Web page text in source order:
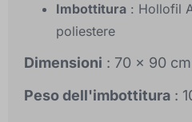
Imbottitura : Hollofil
poliestere
Dimensioni : 70 x 90 cm
Peso dell'imbottitura :